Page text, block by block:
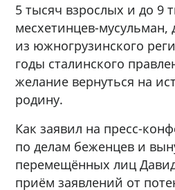
5 тысяч взрослых и до 9
месхетинцев-
из южногрузинского
годы сталинского
желание вернуться на
родину.
Как заявил на пресс-
по делам беженцев и
перемещённых лиц
приём заявлений от